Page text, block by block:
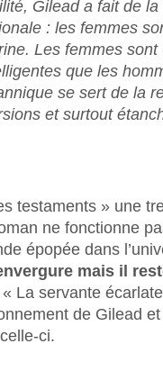
Gilead a fait de
: les femmes
Les femmes
que les
se sert de la
et surtout
testaments » une
ne fonctionne
épopée dans
mais il
La servante
de Gilead
ci.